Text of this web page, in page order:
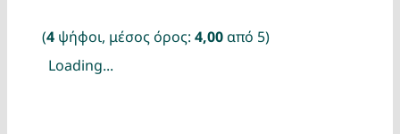
(4 ψήφοι, μέσος όρος: 4,00από 5)
Loading...